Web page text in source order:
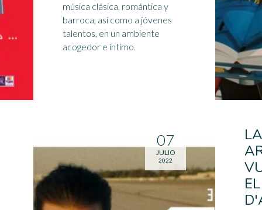
música clásica, romántica y
barroca, así como a jóvenes
talentos, en un ambiente
acogedor e íntimo.
07
JULIO
2022